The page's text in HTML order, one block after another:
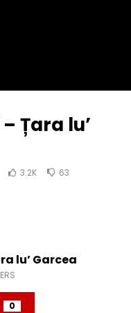
Țara lu’
3.2K 63
lu’ Garcea
0